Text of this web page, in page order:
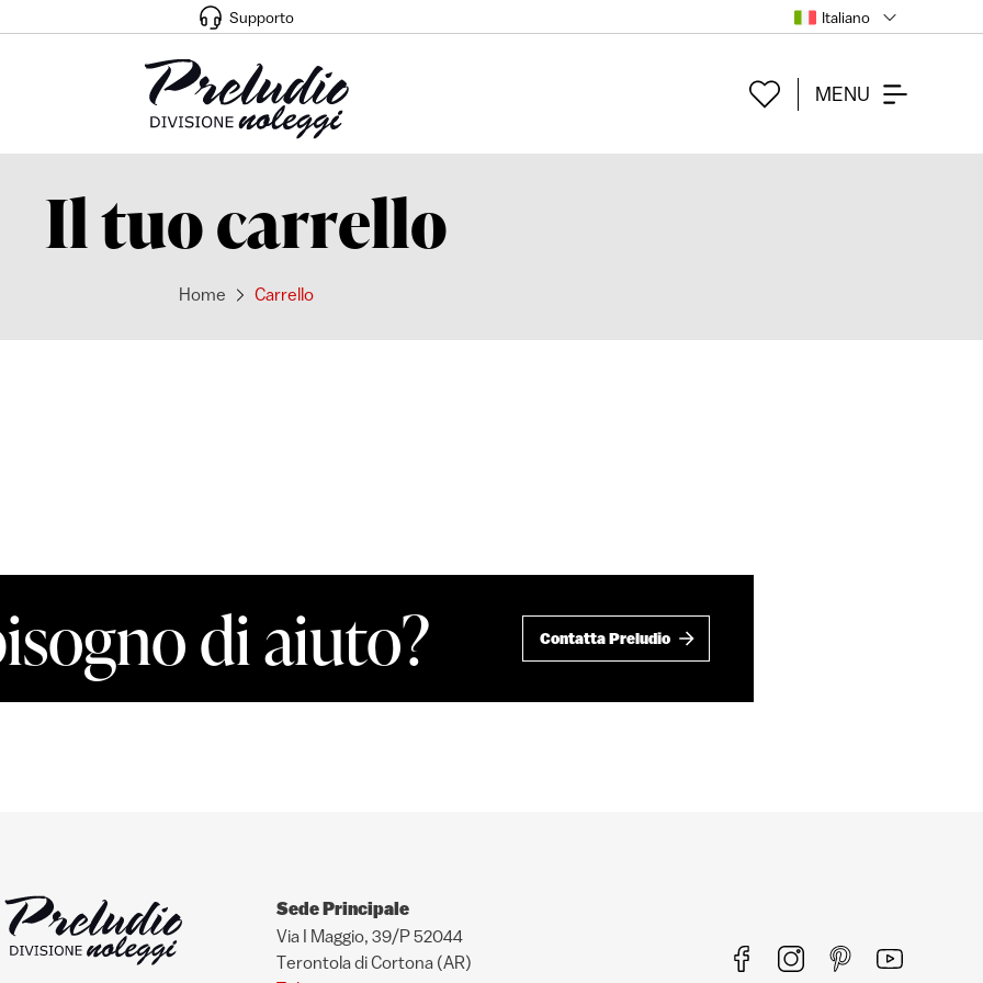
Supporto Italiano
MENU
Il tuo carrello
Home Carrello
di aiuto? Contatta Preludio
Sede Principale
Via I Maggio, 39/P 52044
Terontola di Cortona (AR)